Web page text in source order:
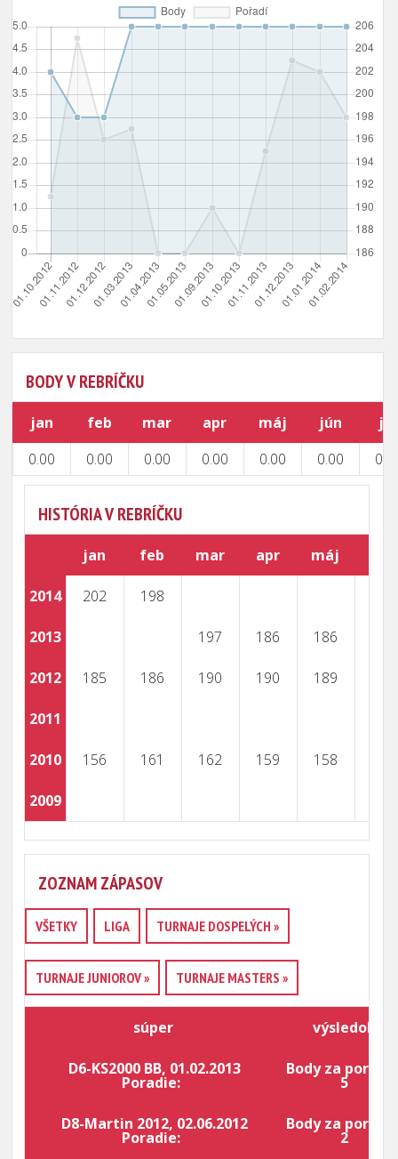
BODY V REBRÍČKU
jan feb mar apr máj jún
júl
0.00
0.00 0.00 0.00 0.00 0.00
HISTÓRIA V REBRÍČKU
jan feb mar apr máj
2014 202 198
2013 197 186 186
2012 185 186 190 190 189
2011
2010 156 161 162 159 158
2009
ZOZNAM ZÁPASOV
VŠETKY LIGA TURNAJE DOSPELÝCH »
TURNAJE JUNIOROV » TURNAJE MASTERS »
súper výsledok
D6-KS2000 BB, 01.02.2013
Poradie:
Body za
5
D8-Martin 2012, 02.06.2012
Poradie:
Body za
2